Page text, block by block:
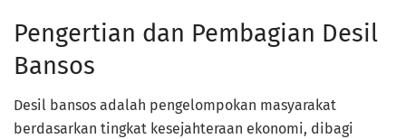
Pengertian dan Pembagian Desil
Bansos
Desil bansos adalah pengelompokan masyarakat
berdasarkan tingkat kesejahteraan ekonomi, dibagi